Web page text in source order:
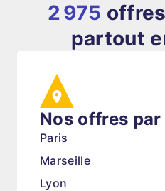
2 975
partout
Nos offres
Paris
Marseille
Lyon